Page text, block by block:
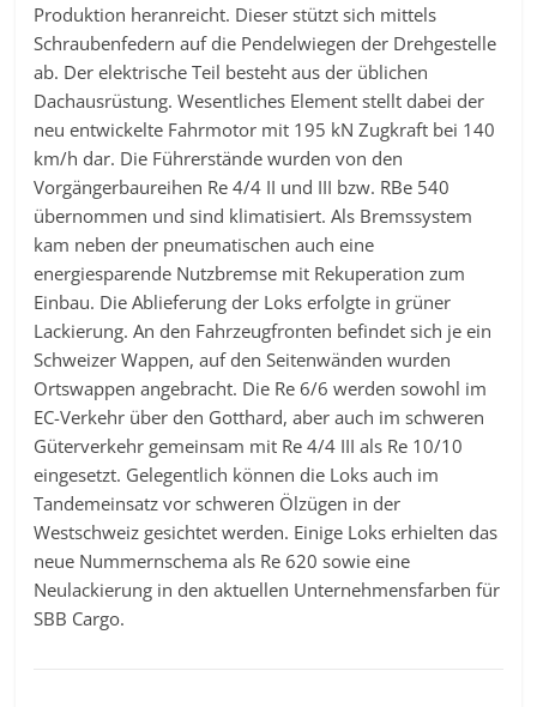
Produktion heranreicht. Dieser stützt sich mittels
Schraubenfedern auf die Pendelwiegen der Drehgestelle
ab. Der elektrische Teil besteht aus der üblichen
Dachausrüstung. Wesentliches Element stellt dabei der
neu entwickelte Fahrmotor mit 195 kN Zugkraft bei 140
km/h dar. Die Führerstände wurden von den
Vorgängerbaureihen Re 4/4 II und III bzw. RBe 540
übernommen und sind klimatisiert. Als Bremssystem
kam neben der pneumatischen auch eine
energiesparende Nutzbremse mit Rekuperation zum
Einbau. Die Ablieferung der Loks erfolgte in grüner
Lackierung. An den Fahrzeugfronten befindet sich je ein
Schweizer Wappen, auf den Seitenwänden wurden
Ortswappen angebracht. Die Re 6/6 werden sowohl im
EC-Verkehr über den Gotthard, aber auch im schweren
Güterverkehr gemeinsam mit Re 4/4 III als Re 10/10
eingesetzt. Gelegentlich können die Loks auch im
Tandemeinsatz vor schweren Ölzügen in der
Westschweiz gesichtet werden. Einige Loks erhielten das
neue Nummernschema als Re 620 sowie eine
Neulackierung in den aktuellen Unternehmensfarben für
SBB Cargo.